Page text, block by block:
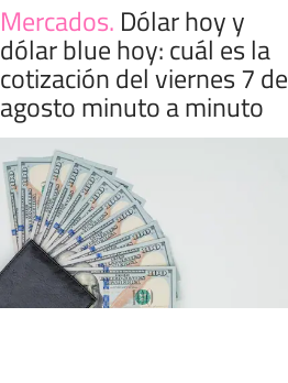
Mercados. Dólar hoy y
dólar blue hoy: cuál es la
cotización del viernes 7 de
agosto minuto a minuto